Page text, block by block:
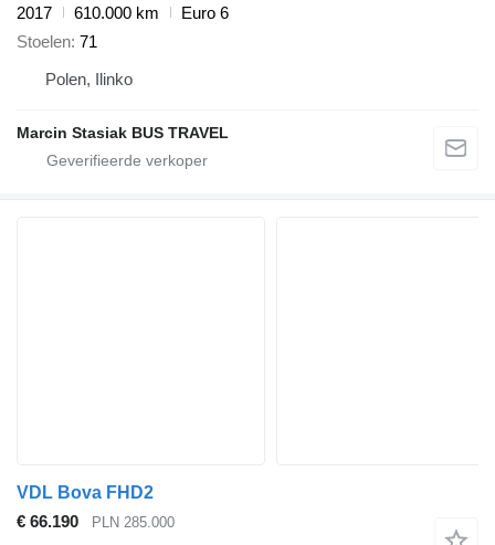
2017
610.000 km
Euro 6
Stoelen 71
Polen, Ilinko
Marcin Stasiak BUS TRAVEL
VDL Bova FHD2
€ 66.190
PLN 285.000